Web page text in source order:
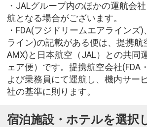
・JALグループ内のほかの運航会
航となる場合がございます。
・FDA(フジドリームエアラインズ
ライン)の記載がある便は、提携航
AMX)と日本航空（JAL）との共同
ェア便）です。提携航空会社(FDA
よび乗務員にて運航し、機内サー
社の基準に則ります。
宿泊施設・ホテルを選択